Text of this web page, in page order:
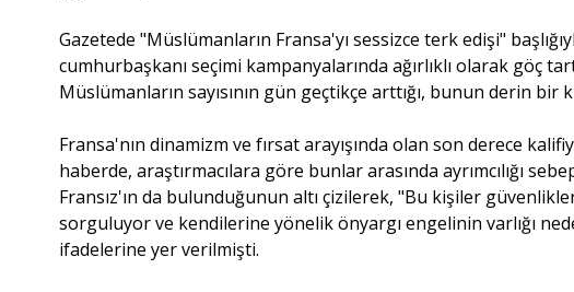
Gazetede "Müslümanların Fransa'yı sessizce terk edişi"
cumhurbaşkanı seçimi kampanyalarında ağırlıklı olarak göç
Müslümanların sayısının gün geçtikçe arttığı, bunun derin bir
Fransa'nın dinamizm ve fırsat arayışında olan son derece
haberde, araştırmacılara göre bunlar arasında ayrımcılığı
Fransız'ın da bulunduğunun altı çizilerek, "Bu kişiler
sorguluyor ve kendilerine yönelik önyargı engelinin varlığı
ifadelerine yer verilmişti.